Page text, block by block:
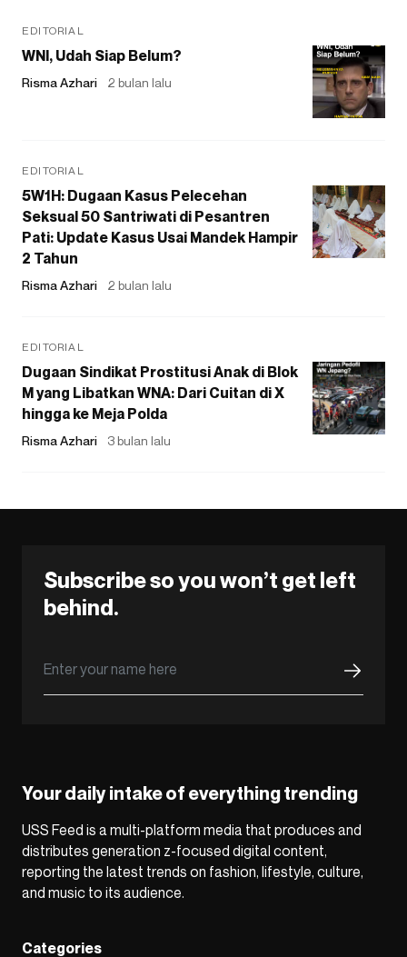
EDITORIAL
WNI, Udah Siap Belum?
Risma Azhari 2 bulan lalu
EDITORIAL
5W1H: Dugaan Kasus Pelecehan
Seksual 50 Santriwati di Pesantren
Pati: Update Kasus Usai Mandek Hampir
2 Tahun
Risma Azhari 2 bulan lalu
EDITORIAL
Dugaan Sindikat Prostitusi Anak di Blok
M yang Libatkan WNA: Dari Cuitan di X
hingga ke Meja Polda
Risma Azhari 3 bulan lalu
Subscribe so you won’t get left
behind.
Your daily intake of everything trending
USS Feed is a multi-platform media that produces and
distributes generation z-focused digital content,
reporting the latest trends on fashion, lifestyle, culture,
and music to its audience.
Categories